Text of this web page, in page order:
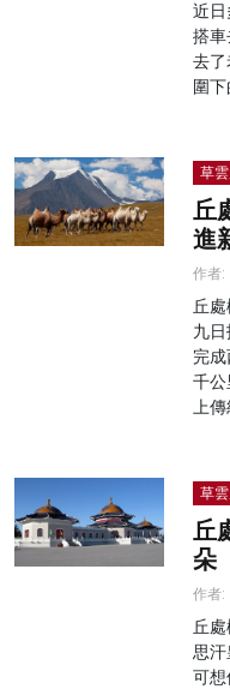
近
搭車
去
圍
草
丘
進
作者:
丘
九
完
千
上
草
丘
朵
作者:
丘
思
可